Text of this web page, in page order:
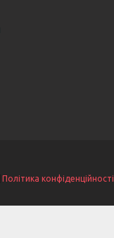
Політика конфіденційності